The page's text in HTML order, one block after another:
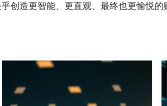
创造更智能、更直观、最终也更愉悦